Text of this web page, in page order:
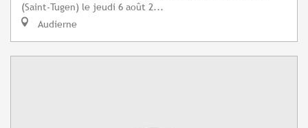
(Saint-Tugen) le jeudi 6 août 2...
Audierne